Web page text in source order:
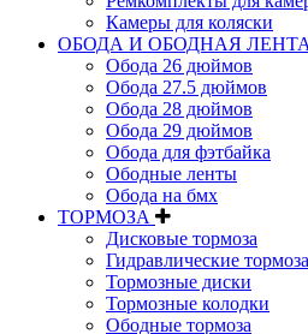
Камеры для коляски
ОБОДА И ОБОДНАЯ ЛЕНТА
Обода 26 дюймов
Обода 27.5 дюймов
Обода 28 дюймов
Обода 29 дюймов
Обода для фэтбайка
Ободные ленты
Обода на бмх
ТОРМОЗА
Дисковые тормоза
Гидравлические тормоза
Тормозные диски
Тормозные колодки
Ободные тормоза